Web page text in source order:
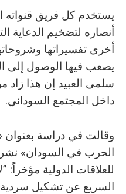
يستخدم كل فريق قنواته
أنصاره لتضخيم الدعاية
أخرى تفسيراتها
يصعب فيها الوصول إلى
سلمى العبيد إن هذا زاد
داخل المجتمع السوداني.
وقالت في دراسة بعنوان
الحرب في السودان»
للعلاقات الدولية مؤخراً:
السريع عن تشكيل